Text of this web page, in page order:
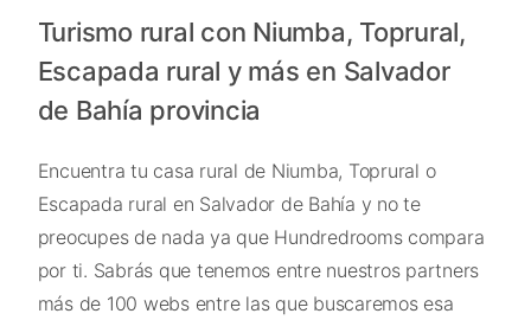
Turismo rural con Niumba, Toprural,
Escapada rural y más en Salvador
de Bahía provincia
Encuentra tu casa rural de Niumba, Toprural o
Escapada rural en Salvador de Bahía y no te
preocupes de nada ya que Hundredrooms compara
por ti. Sabrás que tenemos entre nuestros partners
más de 100 webs entre las que buscaremos esa